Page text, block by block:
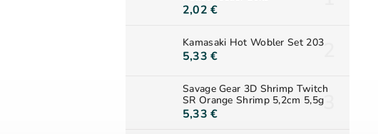
2,02 €
Kamasaki Hot Wobler Set 203
5,33 €
Savage Gear 3D Shrimp Twitch
SR Orange Shrimp 5,2cm 5,5g
5,33 €